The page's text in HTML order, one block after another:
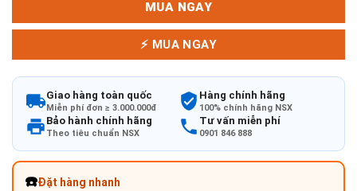
MUA NGAY
⚡ MUA NGAY
Giao hàng toàn quốc
Miễn phí đơn ≥ 3.000.000đ
Hàng chính hãng
100% chính hãng NSX
Bảo hành chính hãng
Theo tiêu chuẩn NSX
Tư vấn miễn phí
0901 846 888
☎️Đặt hàng nhanh